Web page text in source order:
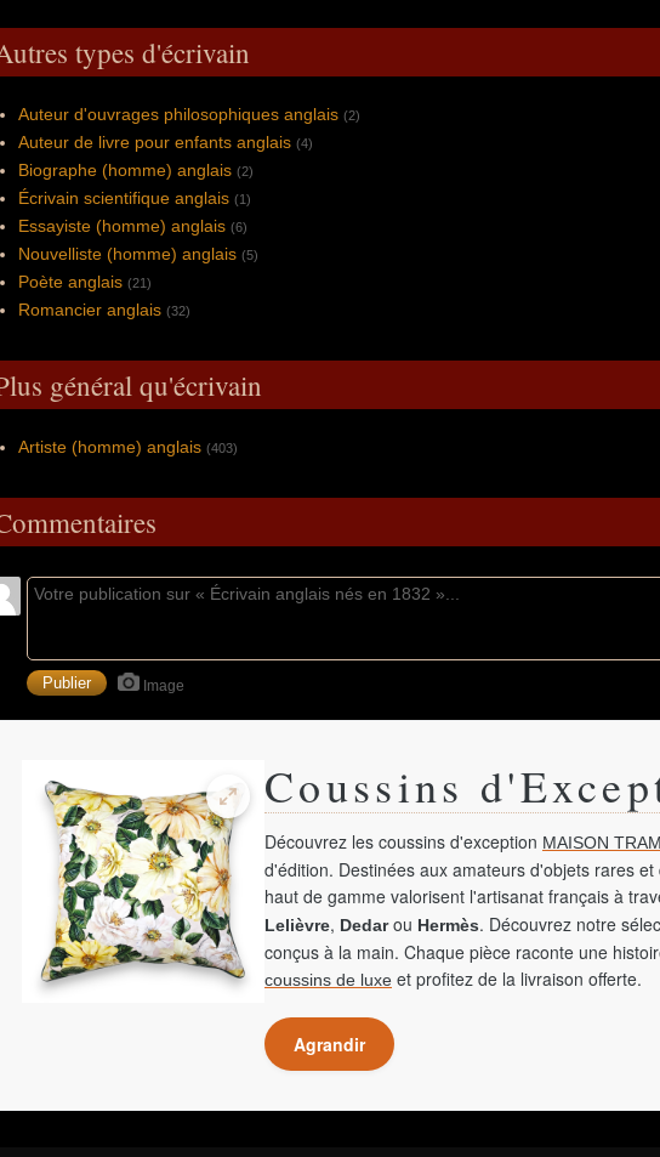
types d'écrivain
Auteur d'ouvrages philosophiques anglais (2)
Auteur de livre pour enfants anglais (4)
Biographe (homme) anglais (2)
Écrivain scientifique anglais (1)
Essayiste (homme) anglais (6)
Nouvelliste (homme) anglais (5)
Poète anglais (21)
Romancier anglais (32)
général qu'écrivain
Artiste (homme) anglais (403)
Image
Coussins
Découvrez les coussins d'exception MAISON
d'édition. Destinées aux amateurs d'objets rares
haut de gamme valorisent l'artisanat français à
Lelièvre, Dedarou Hermès. Découvrez notre
conçus à la main. Chaque pièce raconte une
coussins de luxe et profitez de la livraison offerte.
Agrandir